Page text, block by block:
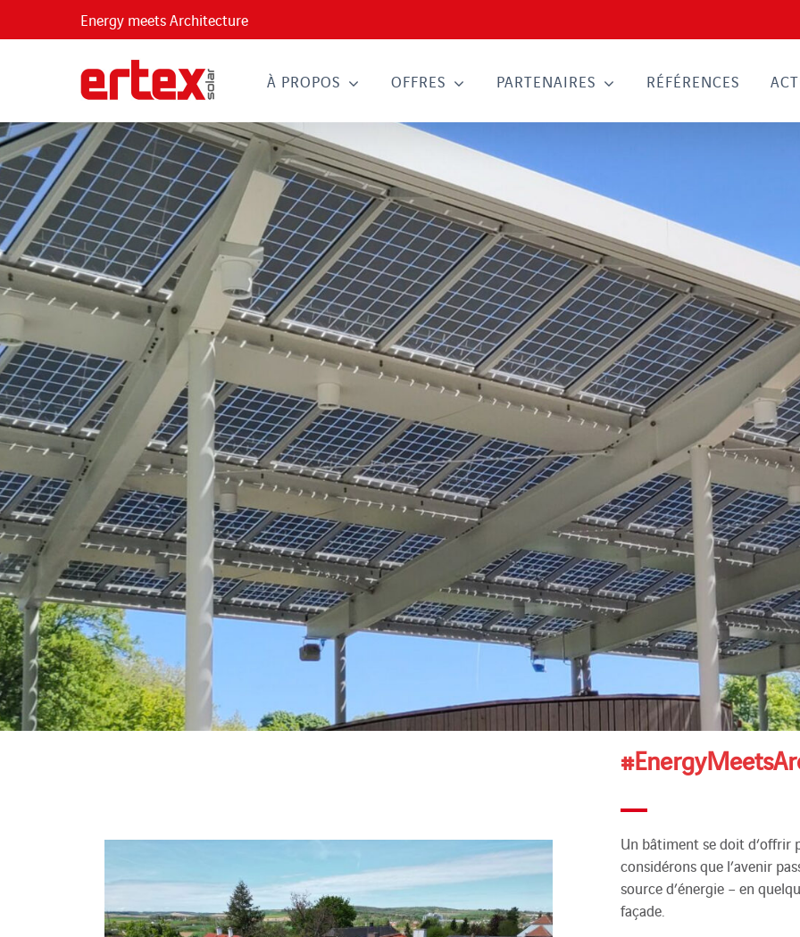
Energy meets Architecture
À PROPOS OFFRES PARTENAIRES RÉFÉRENCES
Un bâtiment se doit d‘offrir
considérons que l’avenir
source d’énergie – en
façade.